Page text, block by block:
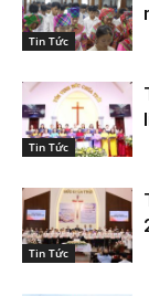
Tin Tức
Tin Tức
Tin Tức